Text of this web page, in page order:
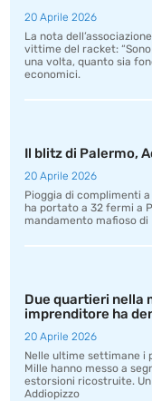
20 Aprile 2026
La nota
vittime del racket:
una volta, quanto sia
economici.
Il blitz di Palermo,
20 Aprile 2026
Pioggia di complimenti
ha portato a 32 fermi a
mandamento mafioso
Due quartieri nella
imprenditore ha
20 Aprile 2026
Nelle ultime settimane i
Mille hanno messo a
estorsioni ricostruite.
Addiopizzo